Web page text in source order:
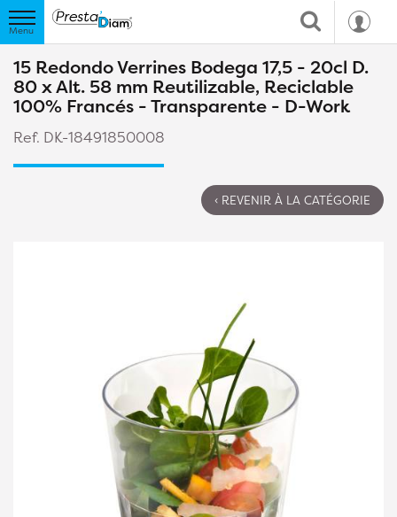
15 Redondo Verrines Bodega 17,5 - 20cl D.
80 x Alt. 58 mm Reutilizable, Reciclable
100% Francés - Transparente - D-Work
Ref. DK-18491850008
‹ REVENIR À LA CATÉGORIE